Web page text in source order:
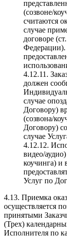
(созвоне/
считаются
случае
договоре
Федерации).
4.12.11.
должен
случае
Договору)
(созвона/
Договору)
случае
4.12.12.
видео/
коучинга) и
Услуг по
4.13. Приемка
осуществляется
принятыми
(Трех)
Исполнителя по